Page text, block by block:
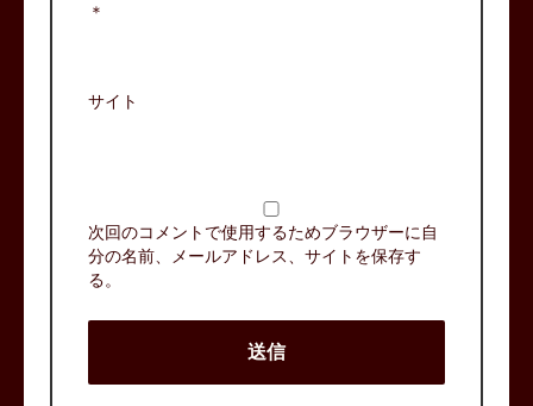
＊
サイト
次回のコメントで使用するためブラウザーに自
分の名前、メールアドレス、サイトを保存す
る。